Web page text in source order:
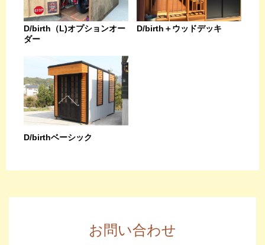
D/birth（L)オプションオー
ダー
D/birth＋ウッドデッキ
D/birthベーシック
お問い合わせ